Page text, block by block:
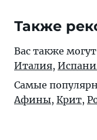
Также
Вас также
Италия,
Самые
Афины, Крит,